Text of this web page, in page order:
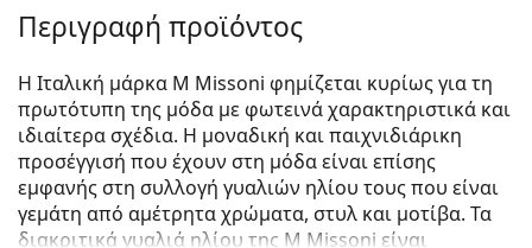
Περιγραφή προϊόντος
Η Ιταλική μάρκα M Missoni φημίζεται κυρίως για τη
πρωτότυπη της μόδα με φωτεινά χαρακτηριστικά και
ιδιαίτερα σχέδια. Η μοναδική και παιχνιδιάρικη
προσέγγισή που έχουν στη μόδα είναι επίσης
εμφανής στη συλλογή γυαλιών ηλίου τους που είναι
γεμάτη από αμέτρητα χρώματα, στυλ και μοτίβα. Τα
διακριτικά γυαλιά ηλίου της M Missoni είναι